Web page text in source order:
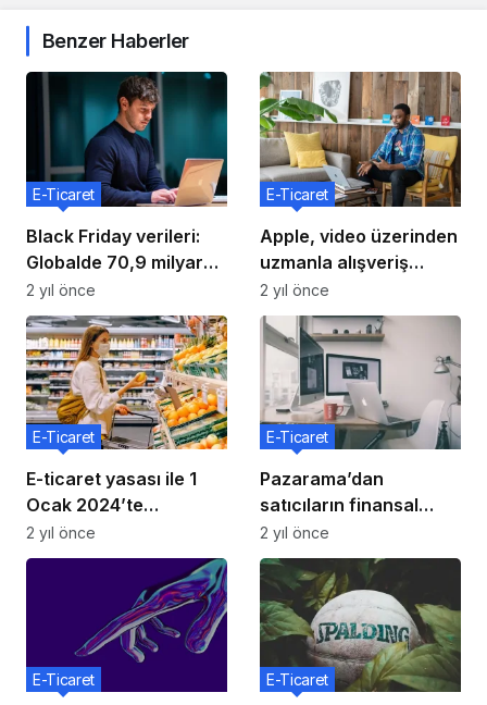
Benzer Haberler
Black Friday verileri:
Globalde 70,9 milyar
dolarlık online alışveriş
E-Ticaret
2 yıl önce
Apple, video üzerinden
uzmanla alışveriş
özelliğini başlattı
E-Ticaret
2 yıl önce
E-ticaret yasası ile 1
Ocak 2024’te
Trendyol’da neler
değişiyor?
E-Ticaret
2 yıl önce
Pazarama’dan
satıcıların finansal
hizmetlere erişimini
kolaylaştıran ürün:
DijiKolay
E-Ticaret
2 yıl önce
E-Ticaret E-Ticaret